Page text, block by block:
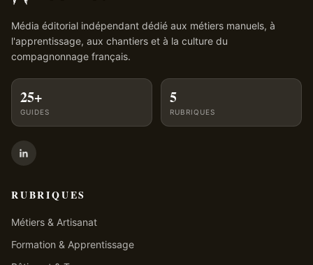
Média éditorial indépendant dédié aux métiers manuels, à
l'apprentissage, aux chantiers et à la culture du
compagnonnage français.
25+
GUIDES
5
RUBRIQUES
RUBRIQUES
Métiers & Artisanat
Formation & Apprentissage